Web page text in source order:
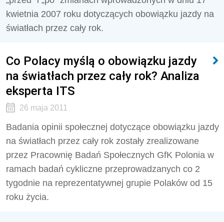
kwietnia 2007 roku dotyczących obowiązku jazdy na
światłach przez cały rok.
Co Polacy myślą o obowiązku jazdy
na światłach przez cały rok? Analiza
eksperta ITS
26 maja 2011
Badania opinii społecznej dotyczące obowiązku jazdy
na światłach przez cały rok zostały zrealizowane
przez Pracownię Badań Społecznych GfK Polonia w
ramach badań cykliczne przeprowadzanych co 2
tygodnie na reprezentatywnej grupie Polaków od 15
roku życia.